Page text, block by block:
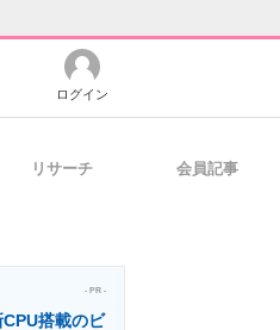
く分かる
ログイン
リサーチ 会員記事
- PR -
搭載のビ